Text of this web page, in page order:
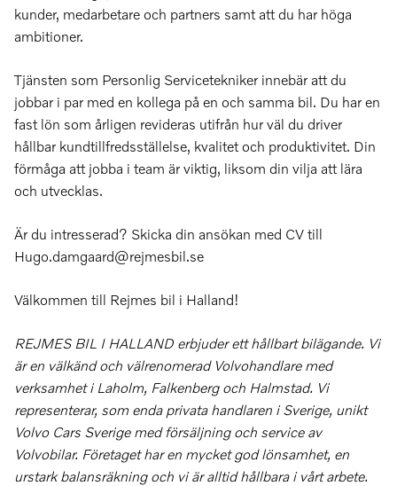
kunder, medarbetare och partners samt att du har höga
ambitioner.
Tjänsten som Personlig Servicetekniker innebär att du
jobbar i par med en kollega på en och samma bil. Du har en
fast lön som årligen revideras utifrån hur väl du driver
hållbar kundtillfredsställelse, kvalitet och produktivitet. Din
förmåga att jobba i team är viktig, liksom din vilja att lära
och utvecklas.
Är du intresserad? Skicka din ansökan med CV till
Hugo.damgaard@rejmesbil.se
Välkommen till Rejmes bil i Halland!
REJMES BIL I HALLAND erbjuder ett hållbart bilägande. Vi
är en välkänd och välrenomerad Volvohandlare med
verksamhet i Laholm, Falkenberg och Halmstad. Vi
representerar, som enda privata handlaren i Sverige, unikt
Volvo Cars Sverige med försäljning och service av
Volvobilar. Företaget har en mycket god lönsamhet, en
urstark balansräkning och vi är alltid hållbara i vårt arbete.